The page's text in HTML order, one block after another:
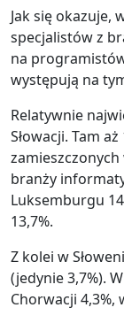
Jak się okazuje,
specjalistów z
na
występują na
Relatywnie
Słowacji. Tam
branży
Luksemburgu
13,7%.
Z kolei w
(jedynie 3,7%).
Chorwacji 4,3%,